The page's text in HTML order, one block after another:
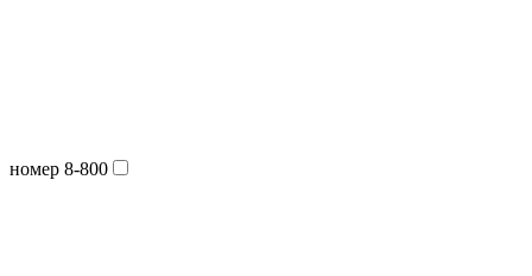
номер 8-800